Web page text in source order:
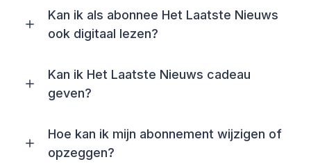
Kan ik als abonnee Het Laatste Nieuws
ook digitaal lezen?
Kan ik Het Laatste Nieuws cadeau
geven?
Hoe kan ik mijn abonnement wijzigen of
opzeggen?